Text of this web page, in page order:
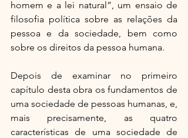
homem e a lei natural”, um ensaio de
filosofia política sobre as relações da
pessoa e da sociedade, bem como
sobre os direitos da pessoa humana.
Depois de examinar no primeiro
capítulo desta obra os fundamentos de
uma sociedade de pessoas humanas, e,
mais precisamente, as quatro
características de uma sociedade de